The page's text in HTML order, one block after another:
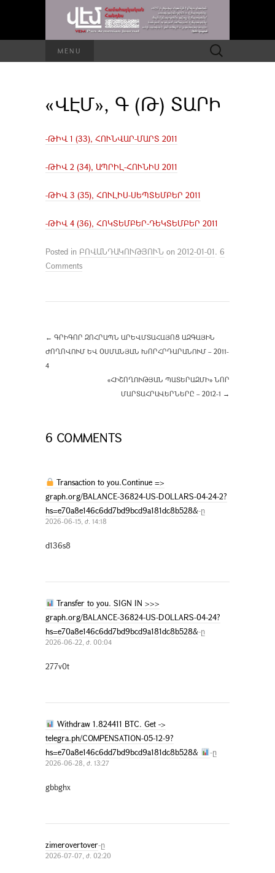
MENU Որոնել՝
«ՎԷՄ», Գ (Թ) ՏԱՐԻ
-ԹԻՎ 1 (33), ՀՈՒՆՎԱՐ-ՄԱՐՏ 2011
-ԹԻՎ 2 (34), ԱՊՐԻԼ-ՀՈՒՆԻՍ 2011
-ԹԻՎ 3 (35), ՀՈՒԼԻՍ-ՍԵՊՏԵՄԲԵՐ 2011
-ԹԻՎ 4 (36), ՀՈԿՏԵՄԲԵՐ-ԴԵԿՏԵՄԲԵՐ 2011
Posted in ԲՈՎԱՆԴԱԿՈՒԹՅՈՒՆ on 2012-01-01. 6
Comments
← ԳՐԻԳՈՐ ԶՈՀՐԱՊՆ ԱՐԵՎՄՏԱՀԱՅՈՑ ԱԶԳԱՅԻՆ
ԺՈՂՈՎՈՒՄ ԵՎ ՕՍՄԱՆՅԱՆ ԽՈՐՀՐԴԱՐԱՆՈՒՄ – 2011-
4
«ՀԻՇՈՂՈՒԹՅԱՆ ՊԱՏԵՐԱԶՄԻ» ՆՈՐ
ՄԱՐՏԱՀՐԱՎԵՐՆԵՐԸ – 2012-1 →
6 COMMENTS
Transaction to you.Continue =>
graph.org/BALANCE-36824-US-DOLLARS-04-24-2?
hs=e70a8e146c6dd7bd9bcd9a181dc8b528&-ը
2026-06-15, ժ. 14:18
d136s8
Transfer to you. SIGN IN >>>
graph.org/BALANCE-36824-US-DOLLARS-04-24?
hs=e70a8e146c6dd7bd9bcd9a181dc8b528&-ը
2026-06-22, ժ. 00:04
277v0t
Withdraw 1.824411 BTC. Get ->
telegra.ph/COMPENSATION-05-12-9?
hs=e70a8e146c6dd7bd9bcd9a181dc8b528&
-ը
2026-06-28, ժ. 13:27
gbbghx
zimerovertover-ը
2026-07-07, ժ. 02:20